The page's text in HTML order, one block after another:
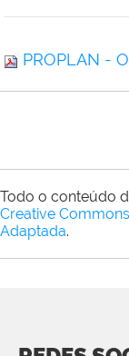
PROPLAN -
Todo o conteúdo
Creative
Adaptada.